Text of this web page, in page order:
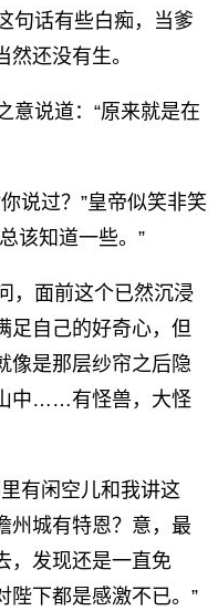
句话有些白痴，当爹
还没有生。
说道：“原来就是在
过？”皇帝似笑非笑
该知道一些。”
，面前这个已然沉浸
足自己的好奇心，但
像是那层纱帘之后隐
中……有怪兽，大怪
有闲空儿和我讲这
州城有特恩？意，最
，发现还是一直免
陛下都是感激不已。”